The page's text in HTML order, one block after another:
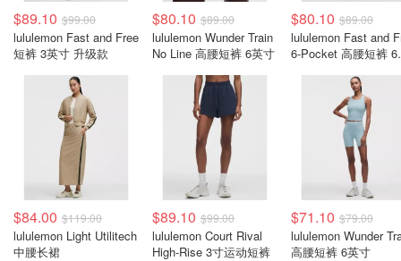
$89.10 $99.00
lululemon Fast and Free
短裤 3英寸 升级款
$80.10 $89.00
lululemon Wunder Train
No Line 高腰短裤 6英寸
$80.10 $89.00
lululemon Fast and
6-Pocket 高腰短裤 6
$84.00 $119.00
lululemon Light Utilitech
中腰长裙
$89.10 $99.00
lululemon Court Rival
High-Rise 3寸运动短裤
$71.10 $79.00
lululemon Wunder
高腰短裤 6英寸